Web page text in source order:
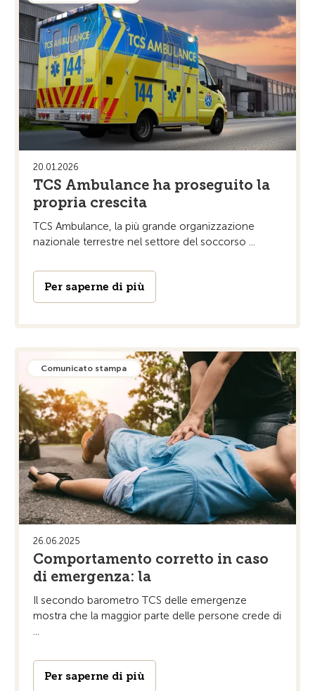
20.01.2026
TCS Ambulance ha proseguito la
propria crescita
TCS Ambulance, la più grande organizzazione
nazionale terrestre nel settore del soccorso ...
Per saperne di più
Comunicato stampa
26.06.2025
Comportamento corretto in caso
di emergenza: la
Il secondo barometro TCS delle emergenze
mostra che la maggior parte delle persone crede di
...
Per saperne di più